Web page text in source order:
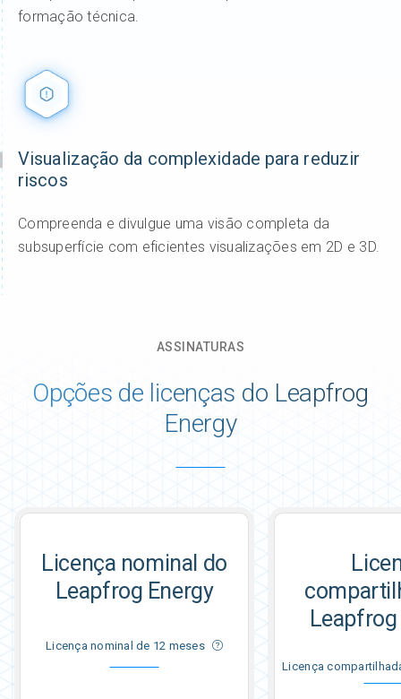
formação técnica.
Visualização da complexidade para reduzir
riscos
Compreenda e divulgue uma visão completa da
subsuperfície com eficientes visualizações em 2D e 3D.
ASSINATURAS
Opções de licenças do Leapfrog
Energy
Licença nominal do
Leapfrog Energy
Licença nominal de 12 meses
Licença